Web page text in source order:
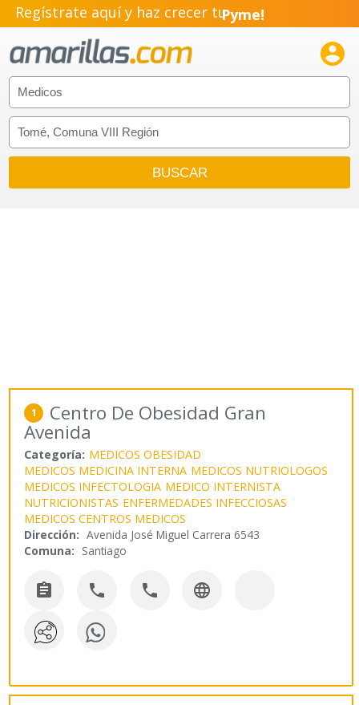
Regístrate aquí y haz crecer tuPyme!
Emprendimiento!

1 Centro De Obesidad Gran
Avenida
Categoría: MEDICOS OBESIDAD
MEDICOS MEDICINA INTERNA MEDICOS NUTRIOLOGOS
MEDICOS INFECTOLOGIA MEDICO INTERNISTA
NUTRICIONISTAS ENFERMEDADES INFECCIOSAS
MEDICOS CENTROS MEDICOS
Dirección: Avenida José Miguel Carrera 6543
Comuna: Santiago
   